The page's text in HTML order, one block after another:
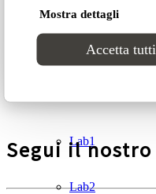
Mostra dettagli
Accetta tutti
Sweet dreams
Lab1
Lab2
AIUTI DI STATO
Contributo a valere
Segui il